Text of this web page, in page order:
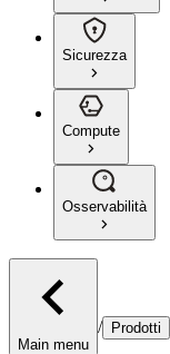
Sicurezza
Compute
Osservabilità
Main menu
/ Prodotti